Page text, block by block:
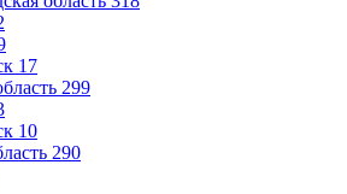
17
299
10
290